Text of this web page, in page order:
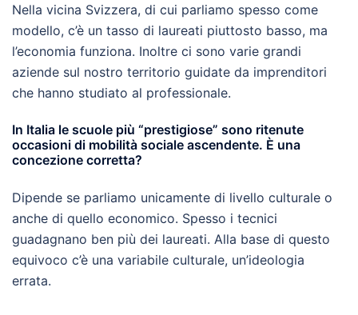
Nella vicina Svizzera, di cui parliamo spesso come
modello, c’è un tasso di laureati piuttosto basso, ma
l’economia funziona. Inoltre ci sono varie grandi
aziende sul nostro territorio guidate da imprenditori
che hanno studiato al professionale.
In Italia le scuole più “prestigiose” sono ritenute
occasioni di mobilità sociale ascendente. È una
concezione corretta?
Dipende se parliamo unicamente di livello culturale o
anche di quello economico. Spesso i tecnici
guadagnano ben più dei laureati. Alla base di questo
equivoco c’è una variabile culturale, un’ideologia
errata.